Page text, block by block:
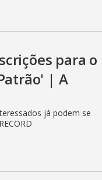
para o
| A
já podem se